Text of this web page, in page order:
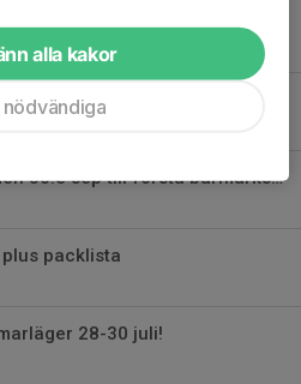
Välkomna tisdag den 30:e sep till första barmarksträningen!
packlista
28-30 juli!
alla kakor
nödvändiga